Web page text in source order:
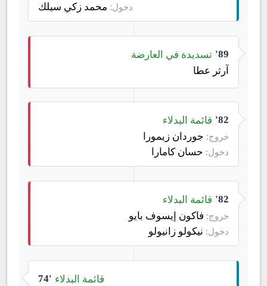
دخول: محمد زكي سيلك
89' تسديدة في العارضة
آرثر عطا
82' قائمة البدلاء
خروج: جوردان زيمورا
دخول: حسان كامارا
82' قائمة البدلاء
خروج: فاكون إيسوف بايو
دخول: نيكولو زانيولو
74' قائمة البدلاء